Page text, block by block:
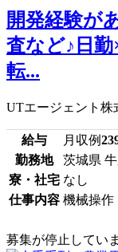
開発経験が
査など♪日
転...
UTエージェント株
給与 月収例
勤務地
茨城県
寮・社宅 なし
仕事内容 機械操作
募集が停止してい